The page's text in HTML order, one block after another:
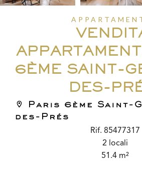
6ÈME SAINT-
DES-
Paris 6ème Saint-
des-Prés
Rif. 85477317
2 locali
51.4 m²